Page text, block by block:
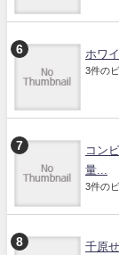
ホワ
3件の
コン
量...
3件の
千原